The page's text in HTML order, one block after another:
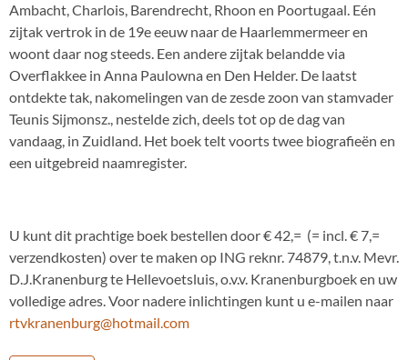
Ambacht, Charlois, Barendrecht, Rhoon en Poortugaal. Eén
zijtak vertrok in de 19e eeuw naar de Haarlemmermeer en
woont daar nog steeds. Een andere zijtak belandde via
Overflakkee in Anna Paulowna en Den Helder. De laatst
ontdekte tak, nakomelingen van de zesde zoon van stamvader
Teunis Sijmonsz., nestelde zich, deels tot op de dag van
vandaag, in Zuidland. Het boek telt voorts twee biografieën en
een uitgebreid naamregister.
U kunt dit prachtige boek bestellen door € 42,= (= incl. € 7,=
verzendkosten) over te maken op ING reknr. 74879, t.n.v. Mevr.
D.J.Kranenburg te Hellevoetsluis, o.v.v. Kranenburgboek en uw
volledige adres. Voor nadere inlichtingen kunt u e-mailen naar
rtvkranenburg@hotmail.com